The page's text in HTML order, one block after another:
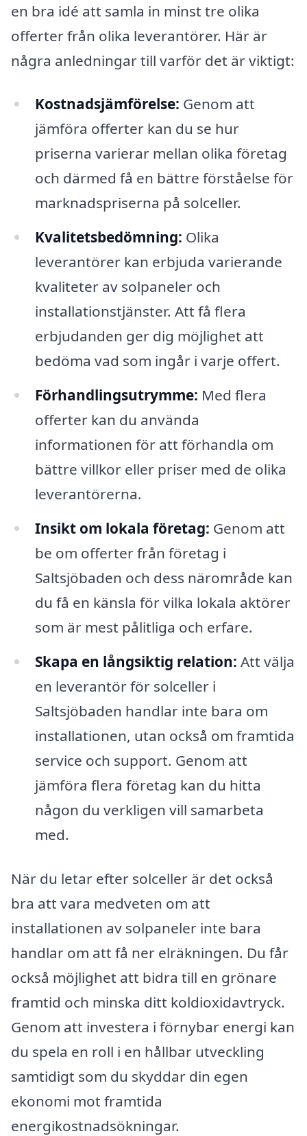
en bra idé att samla in minst tre olika
offerter från olika leverantörer. Här är
några anledningar till varför det är viktigt:
Kostnadsjämförelse: Genom att
jämföra offerter kan du se hur
priserna varierar mellan olika företag
och därmed få en bättre förståelse för
marknadspriserna på solceller.
Kvalitetsbedömning: Olika
leverantörer kan erbjuda varierande
kvaliteter av solpaneler och
installationstjänster. Att få flera
erbjudanden ger dig möjlighet att
bedöma vad som ingår i varje offert.
Förhandlingsutrymme: Med flera
offerter kan du använda
informationen för att förhandla om
bättre villkor eller priser med de olika
leverantörerna.
Insikt om lokala företag: Genom att
be om offerter från företag i
Saltsjöbaden och dess närområde kan
du få en känsla för vilka lokala aktörer
som är mest pålitliga och erfare.
Skapa en långsiktig relation: Att välja
en leverantör för solceller i
Saltsjöbaden handlar inte bara om
installationen, utan också om framtida
service och support. Genom att
jämföra flera företag kan du hitta
någon du verkligen vill samarbeta
med.
När du letar efter solceller är det också
bra att vara medveten om att
installationen av solpaneler inte bara
handlar om att få ner elräkningen. Du får
också möjlighet att bidra till en grönare
framtid och minska ditt koldioxidavtryck.
Genom att investera i förnybar energi kan
du spela en roll i en hållbar utveckling
samtidigt som du skyddar din egen
ekonomi mot framtida
energikostnadsökningar.